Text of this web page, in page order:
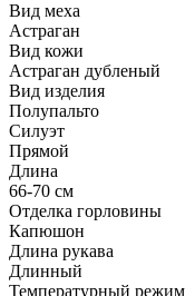
Вид меха
Астраган
Вид кожи
Астраган дубленый
Вид изделия
Полупальто
Силуэт
Прямой
Длина
66-70 см
Отделка горловины
Капюшон
Длина рукава
Длинный
Температурный режим